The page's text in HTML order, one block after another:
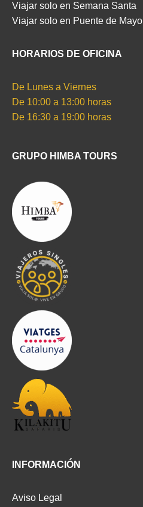
Viajar solo en Semana Santa
Viajar solo en Puente de Mayo
HORARIOS DE OFICINA
De Lunes a Viernes
De 10:00 a 13:00 horas
De 16:30 a 19:00 horas
GRUPO HIMBA TOURS
INFORMACIÓN
Aviso Legal